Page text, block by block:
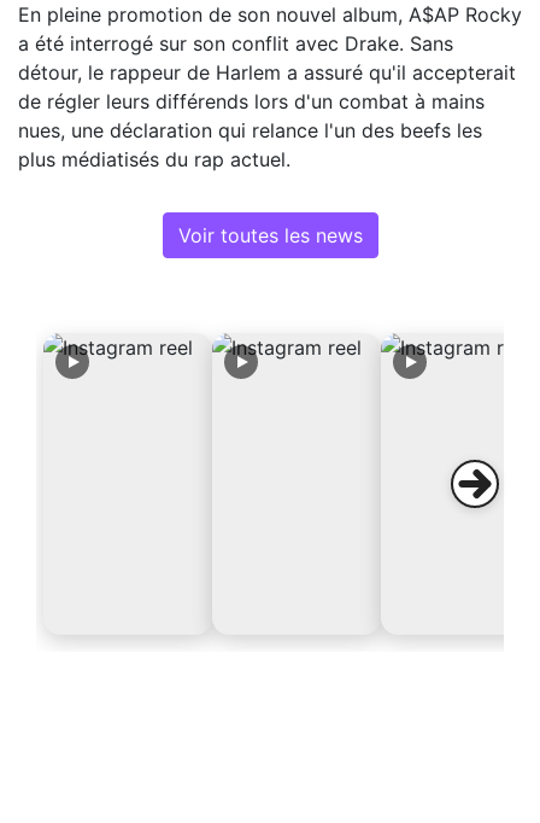
En pleine promotion de son nouvel album, A$AP Rocky
a été interrogé sur son conflit avec Drake. Sans
détour, le rappeur de Harlem a assuré qu'il accepterait
de régler leurs différends lors d'un combat à mains
nues, une déclaration qui relance l'un des beefs les
plus médiatisés du rap actuel.
Voir toutes les news